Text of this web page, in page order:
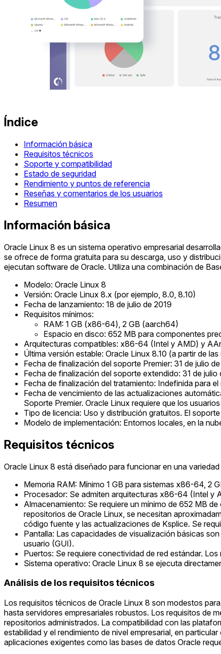
Índice
Información básica
Requisitos técnicos
Soporte y compatibilidad
Estado de seguridad
Rendimiento y puntos de referencia
Reseñas y comentarios de los usuarios
Resumen
Información básica
Oracle Linux 8 es un sistema operativo empresarial
se ofrece de forma gratuita para su descarga, uso y
ejecutan software de Oracle. Utiliza una combinación de
Modelo: Oracle Linux 8
Versión: Oracle Linux 8.x (por ejemplo, 8.0, 8.10)
Fecha de lanzamiento: 18 de julio de 2019
Requisitos mínimos:
RAM: 1 GB (x86-64), 2 GB (aarch64)
Espacio en disco: 652 MB para componentes
Arquitecturas compatibles: x86-64 (Intel y AMD) y
Última versión estable: Oracle Linux 8.10 (a partir de
Fecha de finalización del soporte Premier: 31 de julio
Fecha de finalización del soporte extendido: 31 de julio
Fecha de finalización del tratamiento: Indefinida para
Fecha de vencimiento de las actualizaciones
Soporte Premier. Oracle Linux requiere que los
Tipo de licencia: Uso y distribución gratuitos. El
Modelo de implementación: Entornos locales, en la
Requisitos técnicos
Oracle Linux 8 está diseñado para funcionar en una
Memoria RAM: Mínimo 1 GB para sistemas x86-64, 2
Procesador: Se admiten arquitecturas x86-64 (Intel y
Almacenamiento: Se requiere un mínimo de 652 MB
repositorios de Oracle Linux, se necesitan
código fuente y las actualizaciones de Ksplice. Se
Pantalla: Las capacidades de visualización básicas
usuario (GUI).
Puertos: Se requiere conectividad de red estándar.
Sistema operativo: Oracle Linux 8 se ejecuta
Análisis de los requisitos técnicos
Los requisitos técnicos de Oracle Linux 8 son modestos
hasta servidores empresariales robustos. Los requisitos de
repositorios administrados. La compatibilidad con las
estabilidad y el rendimiento de nivel empresarial, en
aplicaciones exigentes como las bases de datos Oracle